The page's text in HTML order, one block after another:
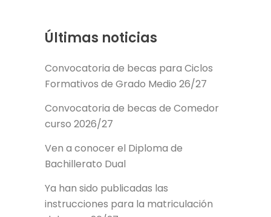
Últimas noticias
Convocatoria de becas para Ciclos
Formativos de Grado Medio 26/27
Convocatoria de becas de Comedor
curso 2026/27
Ven a conocer el Diploma de
Bachillerato Dual
Ya han sido publicadas las
instrucciones para la matriculación